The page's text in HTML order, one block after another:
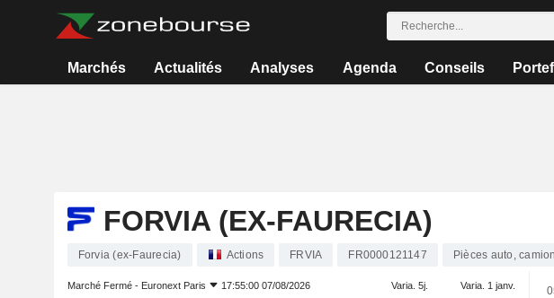
Marchés Actualités Analyses Agenda Conseils
FORVIA (EX-FAURECIA)
Forvia (ex-Faurecia) Actions FRVIA FR0000121147 Pièces auto,
Marché Fermé - Euronext Paris 17:55:00 07/08/2026 Varia. 5j. Varia. 1 janv.